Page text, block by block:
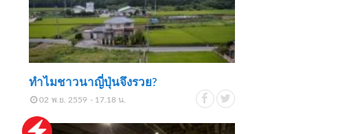
ทำไมชาวนาญี่ปุ่นจึงรวย?
02 พ.ย. 2559 - 17.18 น.